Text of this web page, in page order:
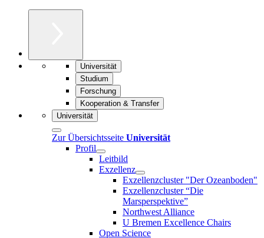
Universität
Studium
Forschung
Kooperation & Transfer
Universität
Zur Übersichtsseite Universität
Profil
Leitbild
Exzellenz
Exzellenzcluster "Der Ozeanboden"
Exzellenzcluster “Die
Marsperspektive”
Northwest Alliance
U Bremen Excellence Chairs
Open Science